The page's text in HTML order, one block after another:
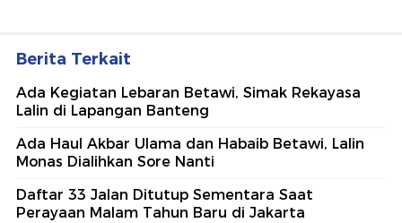
kepada sosok polisi teladan. Usulkan polisi teladan di
5 Polisi Teladan Penerima
Hoegeng Awards 2026, Ini
Kategori dan Kiprahnya
Jadi Motivasi Polri Jalankan